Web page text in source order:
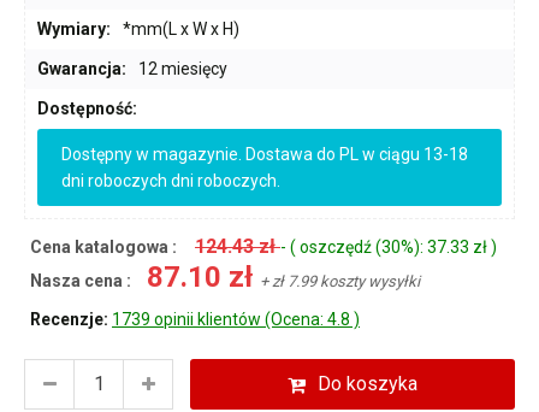
Wymiary: *mm(L x W x H)
Gwarancja: 12 miesięcy
Dostępność:
Dostępny w magazynie. Dostawa do PL w ciągu 13-18
dni roboczych dni roboczych.
Cena katalogowa : 124.43 zł- ( oszczędź (30%): 37.33 zł )
Nasza cena :
87.10 zł + zł 7.99 koszty wysyłki
Recenzje: 1739 opinii klientów (Ocena: 4.8 )
Do koszyka